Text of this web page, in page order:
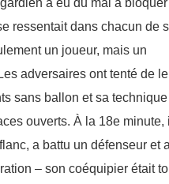
ressentait dans chacun de
un joueur, mais un
adversaires ont tenté de le
sans ballon et sa
ouverts. À la 18e minute,
a battu un défenseur et
– son coéquipier était